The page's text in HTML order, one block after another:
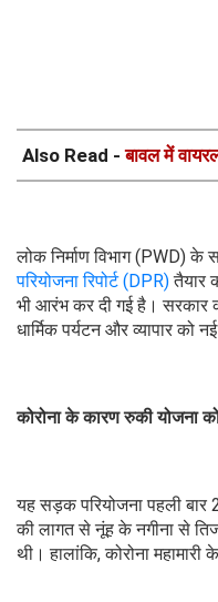
Also Read -बावल में
लोक निर्माण विभाग (PWD) के
परियोजना रिपोर्ट (DPR)तैयार
भी आरंभ कर दी गई है। सरकार
धार्मिक पर्यटन और व्यापार को
कोरोना के कारण रुकी योजना
यह सड़क परियोजना पहली
की लागत से नूंह के नगीना से
थी। हालांकि, कोरोना महामारी